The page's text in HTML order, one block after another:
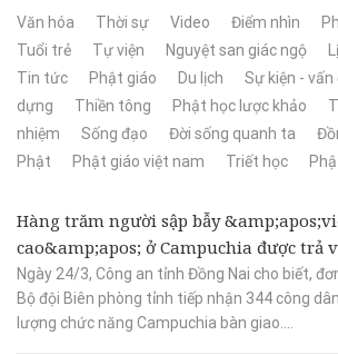
Văn hóa Thời sự Video Điểm nhìn
Tuổi trẻ
Tự viện Nguyệt san giác ngộ
Tin tức
Phật giáo Du lịch Sự kiện - vấn
dựng
Thiền tông Phật học lược khảo
nhiệm
Sống đạo Đời sống quanh ta
Phật
Phật giáo việt nam Triết học
Hàng trăm người sập bẫy
cao&amp;apos; ở Campuchia được trả
Ngày 24/3, Công an tỉnh Đồng Nai cho biết,
Bộ đội Biên phòng tỉnh tiếp nhận 344 công
lượng chức năng Campuchia bàn giao....